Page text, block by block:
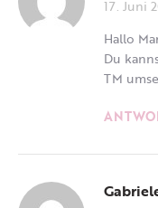
17. Juni
Hallo
Du
TM